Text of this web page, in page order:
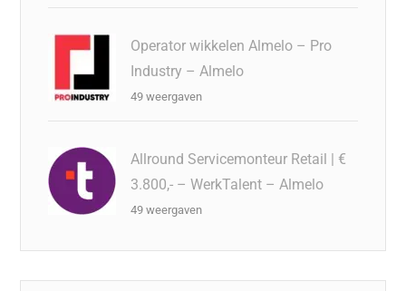
Operator wikkelen Almelo – Pro
Industry – Almelo
49 weergaven
Allround Servicemonteur Retail | €
3.800,- – WerkTalent – Almelo
49 weergaven